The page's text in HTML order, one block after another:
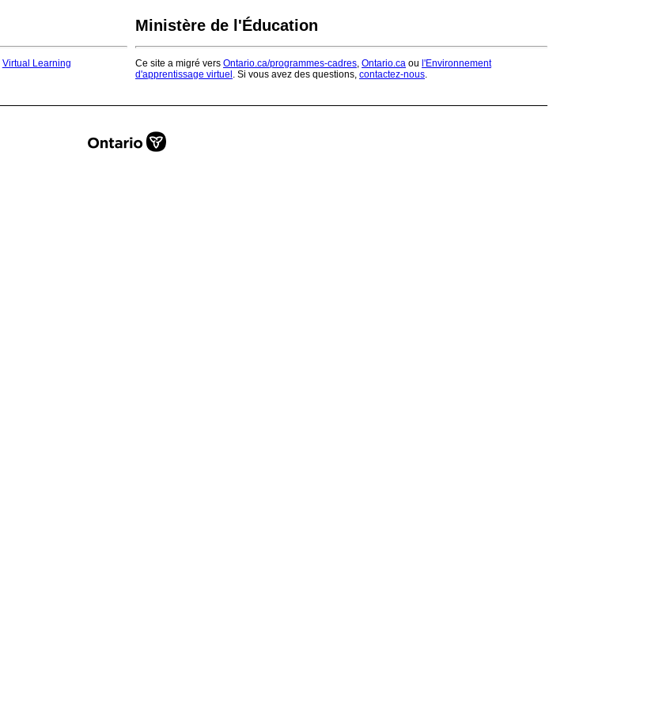
Virtual Learning
Ministère de l'Éducation
Ce site a migré vers Ontario.ca/programmes-cadres, Ontario.ca ou l'Environnement
d'apprentissage virtuel . Si vous avez des questions, contactez-nous.